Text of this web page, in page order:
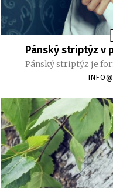
Pánský striptýz v
Pánský striptýz je